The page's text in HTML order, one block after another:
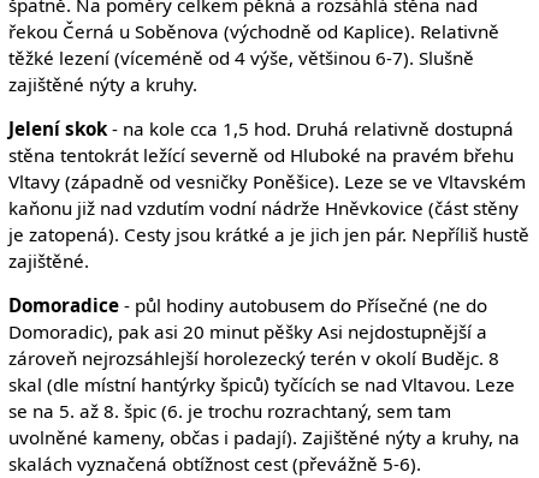
řekou Černá u Soběnova (východně od Kaplice). Relativně
těžké lezení (víceméně od 4 výše, většinou 6-7). Slušně
zajištěné nýty a kruhy.
Jelení skok- na kole cca 1,5 hod. Druhá relativně dostupná
stěna tentokrát ležící severně od Hluboké na pravém břehu
Vltavy (západně od vesničky Poněšice). Leze se ve Vltavském
kaňonu již nad vzdutím vodní nádrže Hněvkovice (část stěny
je zatopená). Cesty jsou krátké a je jich jen pár. Nepříliš hustě
zajištěné.
Domoradice- půl hodiny autobusem do Přísečné (ne do
Domoradic), pak asi 20 minut pěšky Asi nejdostupnější a
zároveň nejrozsáhlejší horolezecký terén v okolí Budějc. 8
skal (dle místní hantýrky špiců) tyčících se nad Vltavou. Leze
se na 5. až 8. špic (6. je trochu rozrachtaný, sem tam
uvolněné kameny, občas i padají). Zajištěné nýty a kruhy, na
skalách vyznačená obtížnost cest (převážně 5-6).